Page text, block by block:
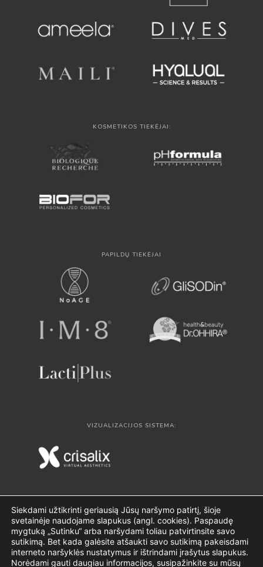
KOSMETIKOS TIEKĖJAI:
PAPILDŲ TIEKĖJAI
VIZUALIZACIJOS SISTEMA:
Siekdami užtikrinti geriausią Jūsų naršymo patirtį, šioje
svetainėje naudojame slapukus (angl. cookies). Paspaudę
mygtuką „Sutinku“ arba naršydami toliau patvirtinsite savo
sutikimą. Bet kada galėsite atšaukti savo sutikimą pakeisdami
interneto naršyklės nustatymus ir ištrindami įrašytus slapukus.
Norėdami gauti daugiau informacijos, susipažinkite su mūsų